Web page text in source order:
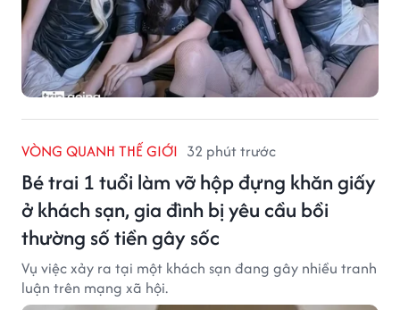
VÒNG QUANH THẾ GIỚI 32 phút trước
Bé trai 1 tuổi làm vỡ hộp đựng khăn giấy
ở khách sạn, gia đình bị yêu cầu bồi
thường số tiền gây sốc
Vụ việc xảy ra tại một khách sạn đang gây nhiều tranh
luận trên mạng xã hội.